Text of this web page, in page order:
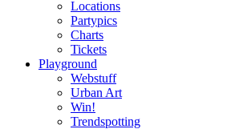
Locations
Partypics
Charts
Tickets
Playground
Webstuff
Urban Art
Win!
Trendspotting